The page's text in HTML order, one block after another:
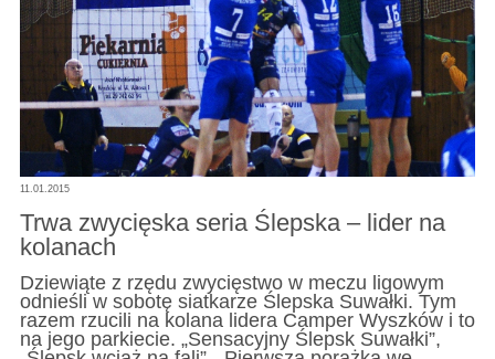
11.01.2015
Trwa zwycięska seria Ślepska – lider na
kolanach
Dziewiąte z rzędu zwycięstwo w meczu ligowym
odnieśli w sobotę siatkarze Ślepska Suwałki. Tym
razem rzucili na kolana lidera Camper Wyszków i to
na jego parkiecie. „Sensacyjny Ślepsk Suwałki”,